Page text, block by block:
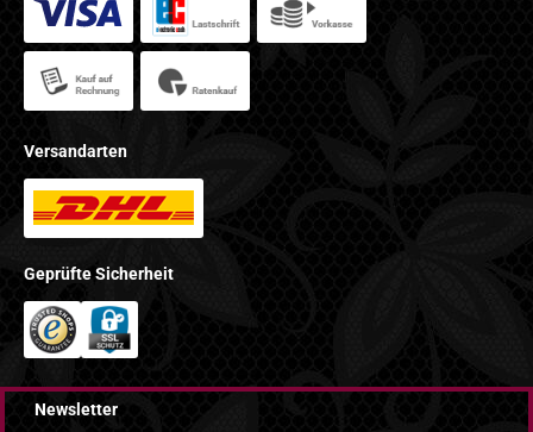
Versandarten
Geprüfte Sicherheit
Newsletter